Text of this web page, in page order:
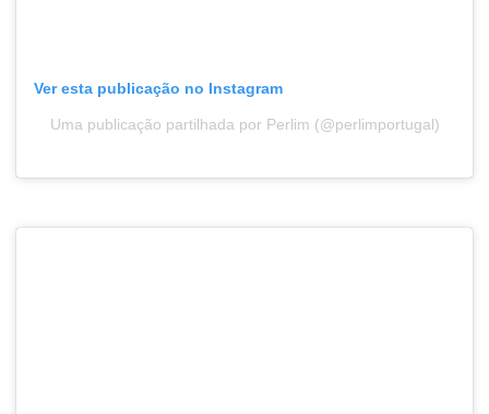
Ver esta publicação no Instagram
Uma publicação partilhada por Perlim (@perlimportugal)